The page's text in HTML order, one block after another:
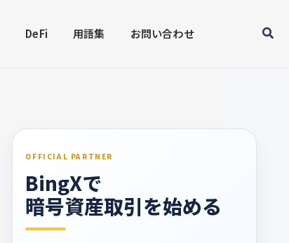
DeFi 用語集 お問い合わせ
OFFICIAL PARTNER
BingXで
暗号資産取引を始める